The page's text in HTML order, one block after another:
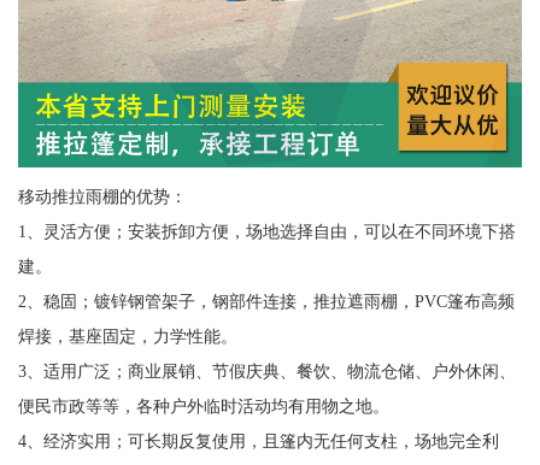
移动推拉雨棚的优势：
1、灵活方便；安装拆卸方便，场地选择自由，可以在不同环境下搭
建。
2、稳固；镀锌钢管架子，钢部件连接，推拉遮雨棚，PVC篷布高频
焊接，基座固定，力学性能。
3、适用广泛；商业展销、节假庆典、餐饮、物流仓储、户外休闲、
便民市政等等，各种户外临时活动均有用物之地。
4、经济实用；可长期反复使用，且篷内无任何支柱，场地完全利